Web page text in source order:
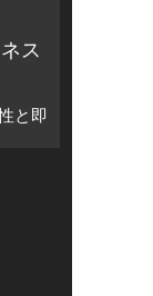
ス
と即
引先
率化